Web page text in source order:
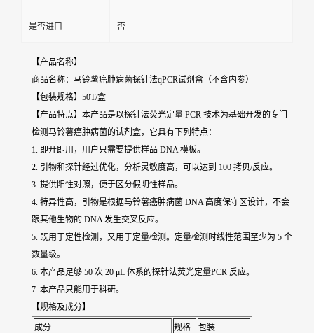
是否进口 否
【产品名称】
商品名称：马铃薯癌肿病菌探针法qPCR试剂盒（不含内参）
【包装规格】50T/盒
【产品特点】本产品是以探针法荧光定量 PCR 技术为基础开发的专门
检测马铃薯癌肿病菌的试剂盒，它具有下列特点：
1. 即开即用，用户只需要提供样品 DNA 模板。
2. 引物和探针经过优化，分析灵敏度高，可以达到 100 拷贝/反应。
3. 提供阳性对照，便于区分假阴性样品。
4. 特异性高，引物是根据马铃薯癌肿病菌 DNA 高度保守区设计，不会
跟其他生物的 DNA 发生交叉反应。
5. 既用于定性检测，又用于定量检测。定量检测时线性范围至少为 5 个
数量级。
6. 本产品足够 50 次 20 μL 体系的探针法荧光定量PCR 反应。
7. 本产品只能用于科研。
【规格及成分】
成分 规格 包装